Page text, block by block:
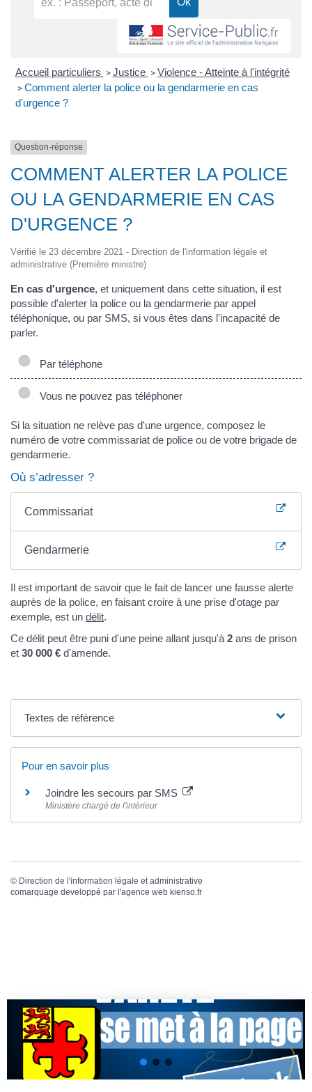
Accueil particuliers > Justice > Violence - Atteinte à l'intégrité
> Comment alerter la police ou la gendarmerie en cas
d'urgence ?
Question-réponse
COMMENT ALERTER LA POLICE
OU LA GENDARMERIE EN CAS
D'URGENCE ?
Vérifié le 23 décembre 2021 - Direction de l'information légale et
administrative (Première ministre)
En cas d'urgence, et uniquement dans cette situation, il est
possible d'alerter la police ou la gendarmerie par appel
téléphonique, ou par SMS, si vous êtes dans l'incapacité de
parler.
Par téléphone
Vous ne pouvez pas téléphoner
Si la situation ne relève pas d'une urgence, composez le
numéro de votre commissariat de police ou de votre brigade de
gendarmerie.
Où s’adresser ?
Commissariat
Gendarmerie
Il est important de savoir que le fait de lancer une fausse alerte
auprès de la police, en faisant croire à une prise d'otage par
exemple, est un délit.
Ce délit peut être puni d'une peine allant jusqu'à 2 ans de prison
et 30 000 € d'amende.
Textes de référence
Pour en savoir plus
Joindre les secours par SMS
Ministère chargé de l'intérieur
© Direction de l'information légale et administrative
comarquage developpé par l'agence web kienso.fr